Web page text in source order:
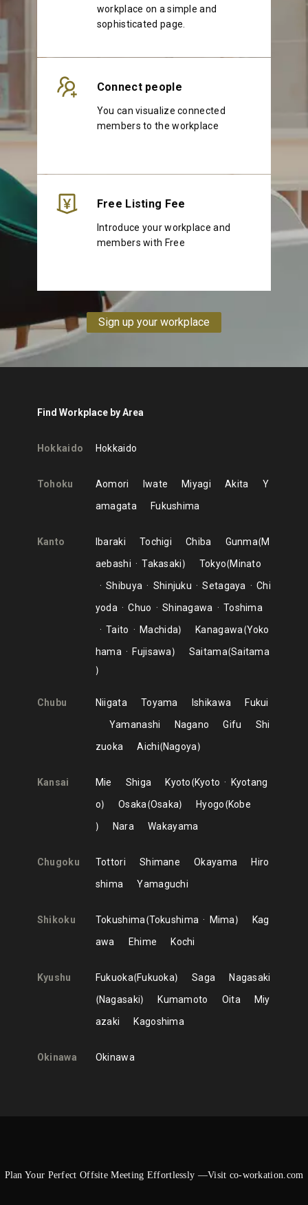
workplace on a simple and
sophisticated page.
Connect people
You can visualize connected
members to the workplace
Free Listing Fee
Introduce your workplace and
members with Free
Sign up your workplace
Find Workplace by Area
Hokkaido Hokkaido
Tohoku Aomori Iwate Miyagi Akita
Y
amagata
Fukushima
Kanto Ibaraki Tochigi Chiba Gunma M
aebashi
Takasaki Tokyo Minato
Shibuya
Shinjuku Setagaya
Chi
yoda
Chuo Shinagawa
Toshima
Taito
Machida Kanagawa Yoko
hama
Fujisawa Saitama Saitama
Chubu Niigata Toyama Ishikawa
Fukui
Yamanashi
Nagano Gifu
Shi
zuoka
Aichi Nagoya
Kansai Mie Shiga Kyoto Kyoto
Kyotang
o
Osaka Osaka Hyogo Kobe
Nara
Wakayama
Chugoku Tottori Shimane Okayama
Hiro
shima
Yamaguchi
Shikoku Tokushima Tokushima Mima
Kag
awa
Ehime Kochi
Kyushu Fukuoka Fukuoka Saga
Nagasaki
Nagasaki
Kumamoto Oita
Miy
azaki
Kagoshima
Okinawa Okinawa
Plan Your Perfect Offsite Meeting Effortlessly —Visit co-workation.com